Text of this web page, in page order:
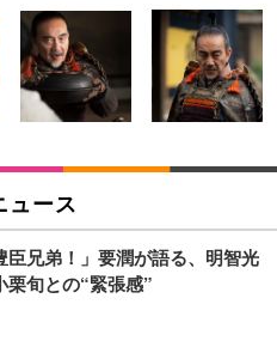
スマウス Bluetooth Slint M-TM1
音 4ボタン プレゼンモード機能
Android iOS iPadOS FireOS対応
スマウス Bluetooth EX-G 握りの
XGM15BBSGM/EC
100G
プレミアムモニター | FlexScan
型4K UHD・USB Type-C・ホワ
プレミアムモニター | FlexScan
ミングモニター DualSense 充電
）
定】REGZA レグザ テレビ 32V3
ハイビジョン/液晶/Airplay/ネット
ビ 32V35S (32インチ / フルハイ
定】REGZA レグザ テレビ 40V3
フルハイビジョン/液晶/Airplay/ネ
ュース
臣兄弟！」要潤が語る、明智光
栗旬との“緊張感”